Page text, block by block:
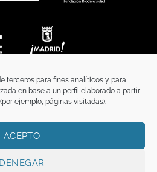
terceros para fines analíticos y para
en base a un perfil elaborado a partir
ejemplo, páginas visitadas).
ACEPTO
DENEGAR
Y CONDICIONES